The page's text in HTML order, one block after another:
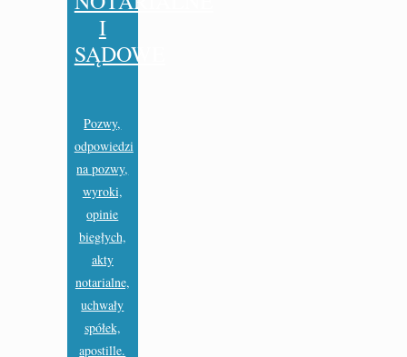
I
SĄDOWE
Pozwy,
odpowiedzi
na pozwy,
wyroki,
opinie
biegłych,
akty
notarialne,
uchwały
spółek,
apostille.